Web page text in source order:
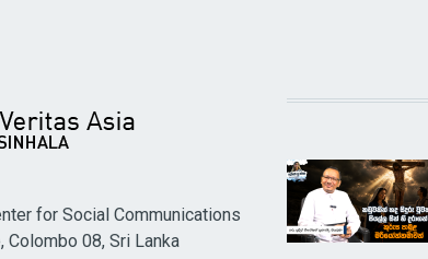
for Social Communications
Colombo 08, Sri Lanka